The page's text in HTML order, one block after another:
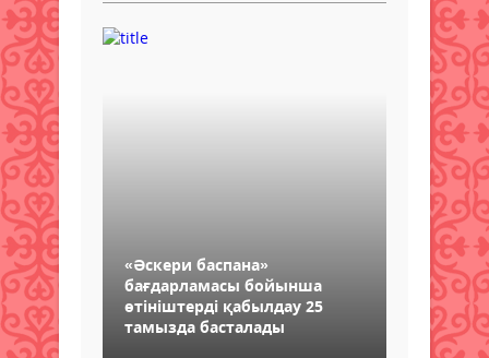
«Әскери баспана»
бағдарламасы бойынша
өтініштерді қабылдау 25
тамызда басталады